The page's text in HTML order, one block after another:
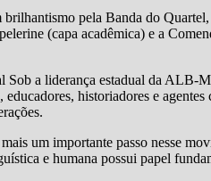
pela Banda do
(capa acadêmica) e a
a liderança estadual da ALB-
historiadores e
um importante passo nesse
e humana possui papel